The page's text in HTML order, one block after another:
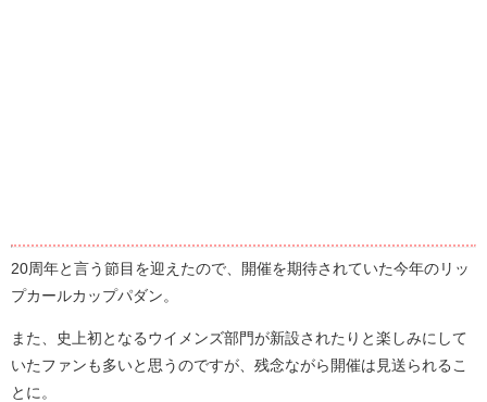
20周年と言う節目を迎えたので、開催を期待されていた今年のリッ
プカールカップパダン。
また、史上初となるウイメンズ部門が新設されたりと楽しみにして
いたファンも多いと思うのですが、残念ながら開催は見送られるこ
とに。